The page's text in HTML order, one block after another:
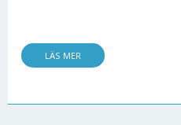
LÄS MER